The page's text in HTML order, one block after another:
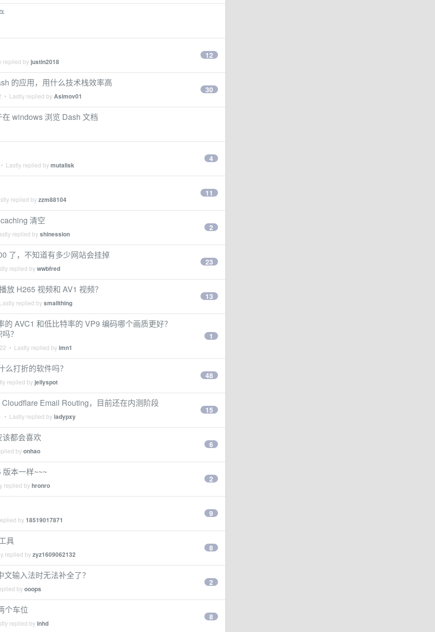
by justin2018
12
的应用，用什么技术栈效率高
• Lastly replied byAsimov01
30
windows 浏览 Dash 文档
Lastly replied bymutalisk
4
replied byzzm88104
11
清空
replied byshinession
2
了，不知道有多少网站会挂掉
replied bywwbfred
23
放 H265 视频和 AV1 视频？
replied bysmallthing
13
AVC1 和低比特率的 VP9 编码哪个画质更好？
？
• Lastly replied byimn1
1
打折的软件吗？
replied by jellyspot
48
Email Routing，目前还在内测阶段
• Lastly replied byladypxy
15
都会喜欢
byonhao
6
本一样~~~
replied byhronro
2
by18519017871
9
具
replied byzyz1609062132
8
输入法时无法补全了？
byooops
2
个车位
replied byinhd
8